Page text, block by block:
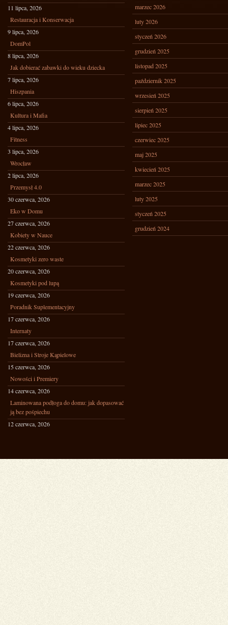
11 lipca, 2026
Restauracja i Konserwacja
9 lipca, 2026
DomPol
8 lipca, 2026
Jak dobierać zabawki do wieku dziecka
7 lipca, 2026
Hiszpania
6 lipca, 2026
Kultura i Mafia
4 lipca, 2026
Fitness
3 lipca, 2026
Wrocław
2 lipca, 2026
Przemysł 4.0
30 czerwca, 2026
Eko w Domu
27 czerwca, 2026
Kobiety w Nauce
22 czerwca, 2026
Kosmetyki zero waste
20 czerwca, 2026
Kosmetyki pod lupą
19 czerwca, 2026
Poradnik Suplementacyjny
17 czerwca, 2026
Internaty
17 czerwca, 2026
Bielizna i Stroje Kąpielowe
15 czerwca, 2026
Nowości i Premiery
14 czerwca, 2026
Laminowana podłoga do domu: jak dopasować
ją bez pośpiechu
12 czerwca, 2026
marzec 2026
luty 2026
styczeń 2026
grudzień 2025
listopad 2025
październik 2025
wrzesień 2025
sierpień 2025
lipiec 2025
czerwiec 2025
maj 2025
kwiecień 2025
marzec 2025
luty 2025
styczeń 2025
grudzień 2024